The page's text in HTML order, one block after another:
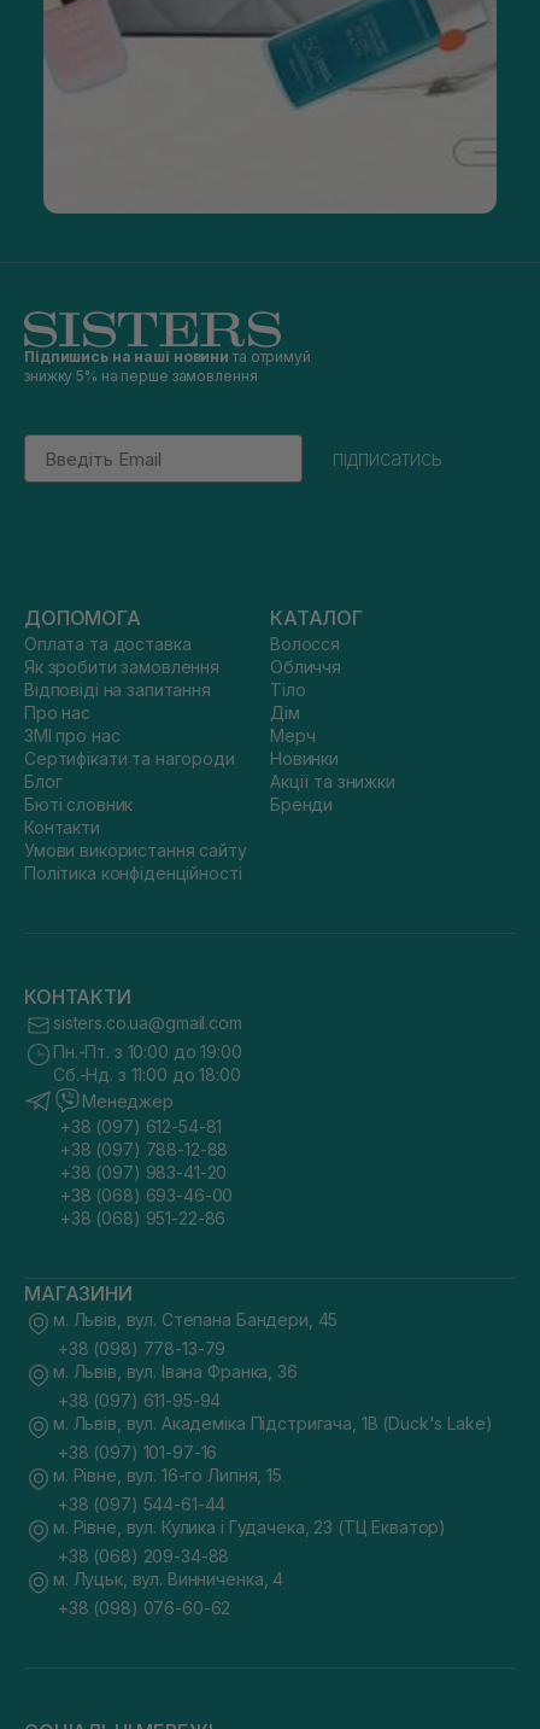
Підпишись на наші новини та отримуй
знижку 5% на перше замовлення
Email
підписатись
ДОПОМОГА
Оплата та доставка
Як зробити замовлення
Відповіді на запитання
Про нас
ЗМІ про нас
Сертифікати та нагороди
Блог
Бюті словник
Контакти
Умови використання сайту
Політика конфіденційності
КАТАЛОГ
Волосся
Обличчя
Тіло
Дім
Мерч
Новинки
Акції та знижки
Бренди
КОНТАКТИ
sisters.co.ua@gmail.com
Пн.-Пт. з 10:00 до 19:00
Сб.-Нд. з 11:00 до 18:00
Менеджер
+38 (097) 612-54-81
+38 (097) 788-12-88
+38 (097) 983-41-20
+38 (068) 693-46-00
+38 (068) 951-22-86
МАГАЗИНИ
м. Львів, вул. Степана Бандери, 45
+38 (098) 778-13-79
м. Львів, вул. Івана Франка, 36
+38 (097) 611-95-94
м. Львів, вул. Академіка Підстригача, 1В (Duck's Lake)
+38 (097) 101-97-16
м. Рівне, вул. 16-го Липня, 15
+38 (097) 544-61-44
м. Рівне, вул. Кулика і Гудачека, 23 (ТЦ Екватор)
+38 (068) 209-34-88
м. Луцьк, вул. Винниченка, 4
+38 (098) 076-60-62